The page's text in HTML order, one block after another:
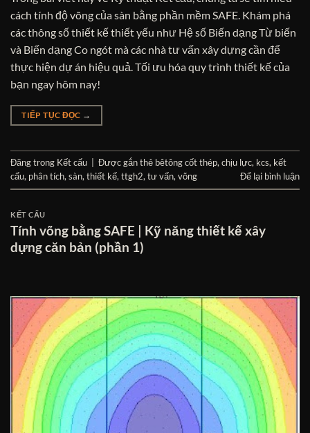
cách tính độ võng của sàn bằng phần mềm SAFE. Khám phá
các thông số thiết kế thiết yếu như Hệ số Biến dạng Từ biến
và Biến dạng Co ngót mà các nhà tư vấn xây dựng cần để
thực hiện dự án hiệu quả. Tối ưu hóa quy trình thiết kế của
bạn ngay hôm nay!
TIẾP TỤC ĐỌC →
Đăng trong Kết cấu Được gắn thẻ bêtông cốt thép,chịu lực, kcs, kết
cấu, phân tích,sàn,thiết kế,ttgh2,tư vấn,võng Để lại bình luận
KẾT CẤU
Tính võng bằng SAFE | Kỹ năng thiết kế xây
dựng căn bản (phần 1)